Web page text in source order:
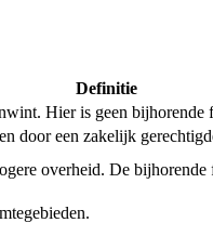
Definitie
Hier is geen bijhorende
door een zakelijk
overheid. De